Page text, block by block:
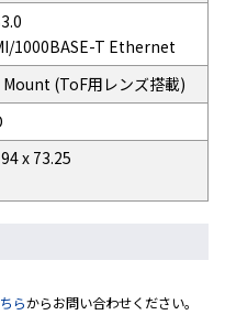
1000BASE-T Ethernet
Mount (ToF用レンズ搭載)
x 73.25
らからお問い合わせください。